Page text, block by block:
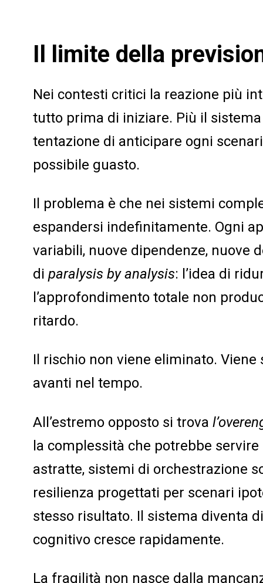
Il limite della
Nei contesti critici la reazione più
tutto prima di iniziare. Più il
tentazione di anticipare ogni
possibile guasto.
Il problema è che nei sistemi
espandersi indefinitamente. Ogni
variabili, nuove dipendenze, nuove
di paralysis by analysis: l’idea di
l’approfondimento totale non
ritardo.
Il rischio non viene eliminato.
avanti nel tempo.
All’estremo opposto si trova
la complessità che potrebbe
astratte, sistemi di orchestrazione
resilienza progettati per scenari
stesso risultato. Il sistema diventa
cognitivo cresce rapidamente.
La fragilità non nasce dalla